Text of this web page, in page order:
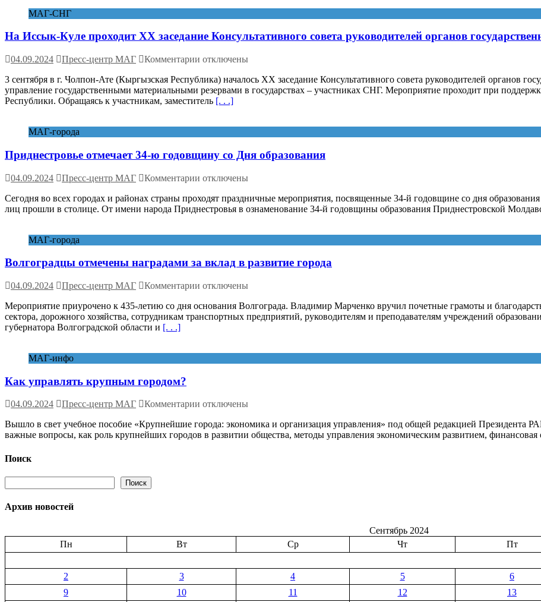
МАГ-СНГ
На Иссык-Куле проходит XX заседание Консультативного совета руководителей органов
04.09.2024 Пресс-центр МАГ Комментарии к
На
Иссык-
Куле
совета
органов
материальных
резервов
отключены
3 сентября в г. Чолпон-Ате (Кыргызская Республика) началось XX заседание Консультативного совета руководителей органов
управление государственными материальными резервами в государствах – участниках СНГ. Мероприятие проходит при
Республики. Обращаясь к участникам, заместитель [. . .]
МАГ-города
Приднестровье отмечает 34-ю годовщину со Дня образования
04.09.2024 Пресс-центр МАГ Комментарии к
Приднестровье
отмечает
Дня
отключены
Сегодня во всех городах и районах страны проходят праздничные мероприятия, посвященные 34-й годовщине со дня
лиц прошли в столице. От имени народа Приднестровья в ознаменование 34-й годовщины образования Приднестровской
МАГ-города
Волгоградцы отмечены наградами за вклад в развитие города
04.09.2024 Пресс-центр МАГ Комментарии к
Волгоградцы
отмечены
отключены
Мероприятие приурочено к 435-летию со дня основания Волгограда. Владимир Марченко вручил почетные грамоты и
сектора, дорожного хозяйства, сотрудникам транспортных предприятий, руководителям и преподавателям учреждений
губернатора Волгоградской области и [. . .]
МАГ-инфо
Как управлять крупным городом?
04.09.2024 Пресс-центр МАГ Комментарии к
Как
управлять
отключены
Вышло в свет учебное пособие «Крупнейшие города: экономика и организация управления» под общей редакцией Президента
важные вопросы, как роль крупнейших городов в развитии общества, методы управления экономическим развитием,
Поиск
Поиск
Архив новостей
Сентябрь 2024
Пн
Вт Ср Чт Пт
2
3 4 5 6
9
10 11 12 13